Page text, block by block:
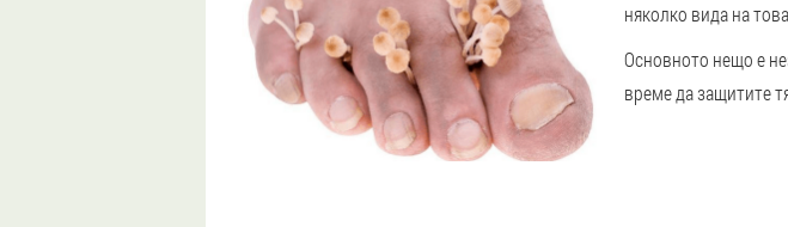
няколко вида на
Основното нещо е
време да защитите